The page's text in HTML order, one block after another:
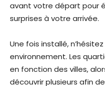
avant votre départ pour
surprises à votre arrivée.
Une fois installé,
environnement. Les
en fonction des villes,
découvrir plusieurs afin